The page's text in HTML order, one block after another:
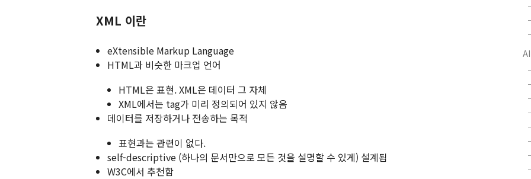
XML 이란
eXtensible Markup Language
HTML과 비슷한 마크업 언어
HTML은 표현. XML은 데이터 그 자체
XML에서는 tag가 미리 정의되어 있지 않음
데이터를 저장하거나 전송하는 목적
표현과는 관련이 없다.
self-descriptive (하나의 문서만으로 모든 것을 설명할 수 있게) 설계됨
W3C에서 추천함